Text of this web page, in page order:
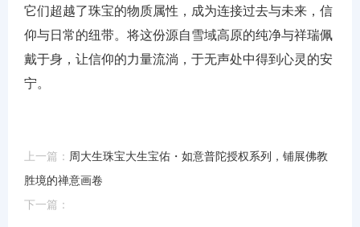
它们超越了珠宝的物质属性，成为连接过去与未来，信
仰与日常的纽带。将这份源自雪域高原的纯净与祥瑞佩
戴于身，让信仰的力量流淌，于无声处中得到心灵的安
宁。
上一篇： 周大生珠宝大生宝佑・如意普陀授权系列，铺展佛教
胜境的禅意画卷
下一篇：